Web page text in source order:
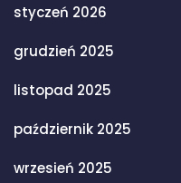
styczeń 2026
grudzień 2025
listopad 2025
październik 2025
wrzesień 2025